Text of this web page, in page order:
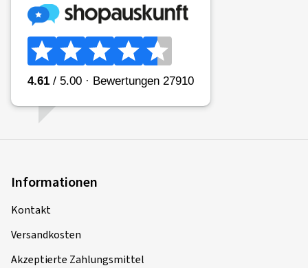
Informationen
Kontakt
Versandkosten
Akzeptierte Zahlungsmittel